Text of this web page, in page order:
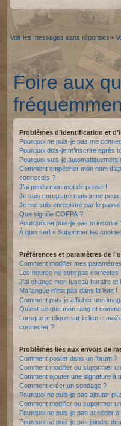
Voir les messages sans réponses •
Foire aux
Problèmes d’identification et
Pourquoi ne puis-je pas me
Pourquoi dois-je m’inscrire après
Pourquoi suis-je automatiquement
Comment empêcher mon nom
connectés ?
J’ai perdu mon mot de passe !
Je suis enregistré mais je ne
Je me suis enregistré par le
Que signifie COPPA ?
Pourquoi ne puis-je pas m’inscrire
À quoi sert « Supprimer les
Préférences et paramètres de
Comment modifier mes
Les heures ne sont pas correctes !
J’ai changé mon fuseau horaire
Ma langue n’est pas dans la liste !
Comment puis-je afficher une
Qu’est-ce que mon rang et
Lorsque je clique sur le lien e-mail
connecter ?
Problèmes liés aux envois de
Comment poster dans un forum ?
Comment modifier ou supprimer
Comment ajouter une signature à
Comment créer un sondage ?
Pourquoi ne puis-je pas ajouter
Comment modifier ou supprimer
Pourquoi ne puis-je pas accéder à
Pourquoi ne puis-je pas joindre